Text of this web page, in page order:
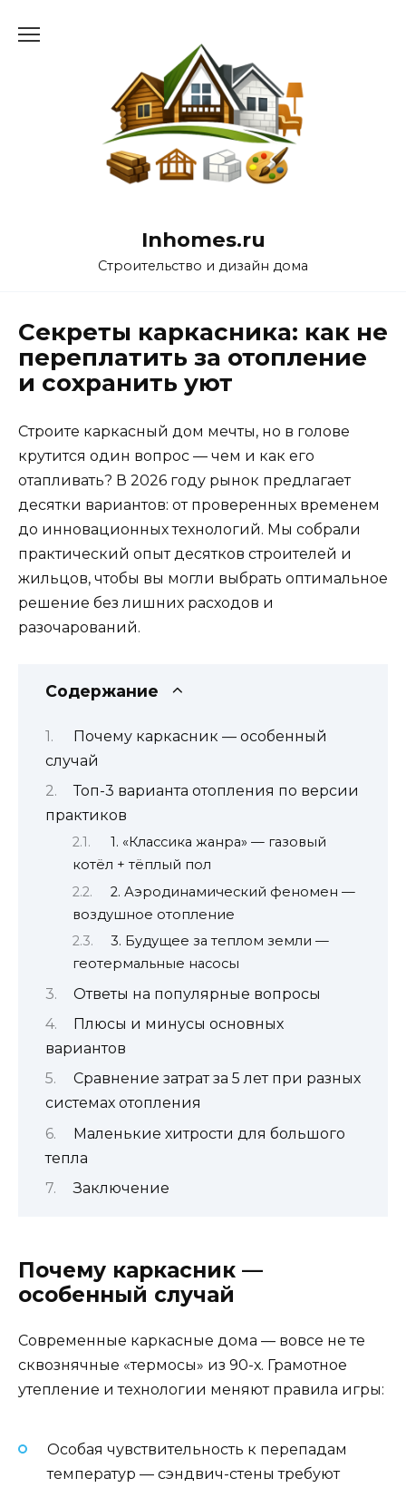
Inhomes.ru
Строительство и дизайн дома
Секреты каркасника: как не
переплатить за отопление
и сохранить уют
Строите каркасный дом мечты, но в голове
крутится один вопрос — чем и как его
отапливать? В 2026 году рынок предлагает
десятки вариантов: от проверенных временем
до инновационных технологий. Мы собрали
практический опыт десятков строителей и
жильцов, чтобы вы могли выбрать оптимальное
решение без лишних расходов и
разочарований.
Содержание
Почему каркасник — особенный
случай
Топ-3 варианта отопления по версии
практиков
1. «Классика жанра» — газовый
котёл + тёплый пол
2. Аэродинамический феномен —
воздушное отопление
3. Будущее за теплом земли —
геотермальные насосы
Ответы на популярные вопросы
Плюсы и минусы основных
вариантов
Сравнение затрат за 5 лет при разных
системах отопления
Маленькие хитрости для большого
тепла
Заключение
Почему каркасник —
особенный случай
Современные каркасные дома — вовсе не те
сквознячные «термосы» из 90-х. Грамотное
утепление и технологии меняют правила игры:
Особая чувствительность к перепадам
температур — сэндвич-стены требуют